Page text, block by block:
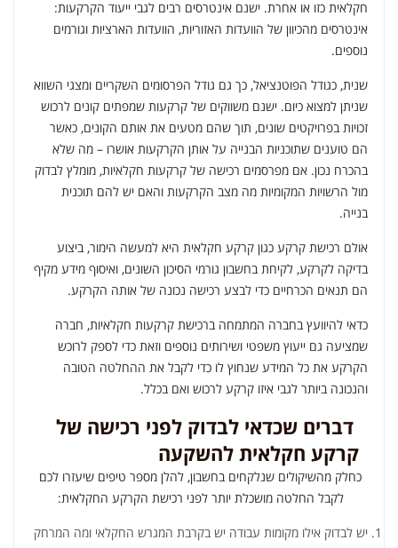
חקלאית כזו או אחרת. ישנם אינטרסים רבים לגבי ייעוד הקרקעות:
אינטרסים מהכיוון של הוועדות האזוריות, הוועדות הארציות וגורמים
נוספים.
שנית, כגודל הפוטנציאל, כך גם גודל הפרסומים השקריים ומצגי השווא
שניתן למצוא כיום. ישנם משווקים של קרקעות שמפתים קונים לרכוש
זכויות בפרויקטים שונים, תוך שהם מטעים את אותם הקונים, כאשר
הם טוענים שתוכניות הבנייה על אותן הקרקעות אושרו – מה שלא
בהכרח נכון. אם מפרסמים רכישה של קרקעות חקלאיות, מומלץ לבדוק
מול הרשויות המקומיות מה מצב הקרקעות והאם יש להם תוכנית
בנייה.
אולם רכישת קרקע כגון קרקע חקלאית היא למעשה הימור, ביצוע
בדיקה לקרקע, לקיחת בחשבון גורמי הסיכון השונים, ואיסוף מידע מקיף
הם תנאים הכרחיים כדי לבצע רכישה נכונה של אותה הקרקע.
כדאי להיוועץ בחברה המתמחה ברכישת קרקעות חקלאיות, חברה
שמציעה גם ייעוץ משפטי ושירותים נוספים וזאת כדי לספק לרוכש
הקרקע את כל המידע שנחוץ לו כדי לקבל את ההחלטה הטובה
והנכונה ביותר לגבי איזו קרקע לרכוש ואם בכלל.
דברים שכדאי לבדוק לפני רכישה של
קרקע חקלאית להשקעה
כחלק מהשיקולים שנלקחים בחשבון, להלן מספר טיפים שיעזרו לכם
לקבל החלטה מושכלת יותר לפני רכישת הקרקע החקלאית:
יש לבדוק אילו מקומות עבודה יש בקרבת המגרש החקלאי ומה המרחק